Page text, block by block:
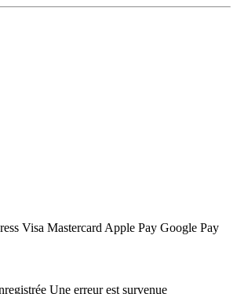
Visa Mastercard Apple Pay Google Pay
Une erreur est survenue